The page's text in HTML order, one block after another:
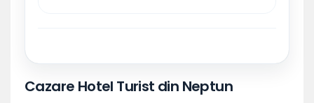
Cazare Hotel Turist din Neptun